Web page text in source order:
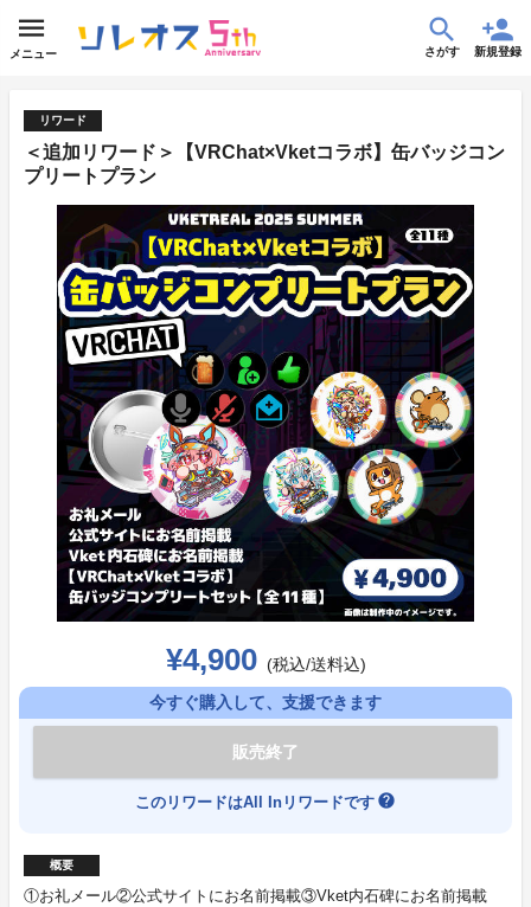
メニュー さがす 新規登録
リワード
＜追加リワード＞【VRChat×Vketコラボ】缶バッジコン
プリートプラン
¥4,900 (税込/送料込)
今すぐ購入して、支援できます
販売終了
このリワードはAll Inリワードです help
概要
①お礼メール②公式サイトにお名前掲載③Vket内石碑にお名前掲載